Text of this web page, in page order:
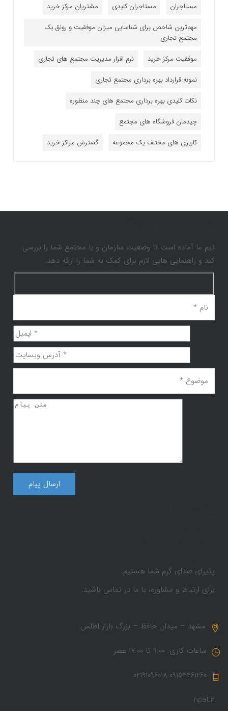
مستاجران
مستاجران کلیدی
مشتریان مرکز خرید
مهم‌ترین شاخص برای شناسایی میزان موفقیت و رونق یک
مجتمع تجاری
موفقیت مرکز خرید
نرم افزار مدیریت مجتمع های تجاری
نمونه قرارداد بهره برداری مجتمع تجاری
نکات کلیدی بهره برداری مجتمع های چند منظوره
چیدمان فروشگاه های مجتمع
کاربری های مختلف یک مجموعه
گسترش مراکز خرید
تیم ما آماده است تا وضعیت سازمان و یا مجتمع شما را بررسی
کند و راهنمایی هایی لازم برای کمک به شما را ارائه دهد.
پذیرای صدای گرم شما هستیم.
برای ارتباط و مشاوره، با ما در تماس باشید:
مشهد – میدان حافظ – بزرگ بازار اطلس
ساعات کاری: 9:00 تا 17:00 عصر
02191096018-09154461260
npat.ir